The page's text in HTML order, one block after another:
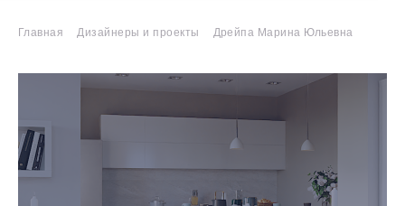
Главная Дизайнеры и проекты Дрейпа Марина Юльевна